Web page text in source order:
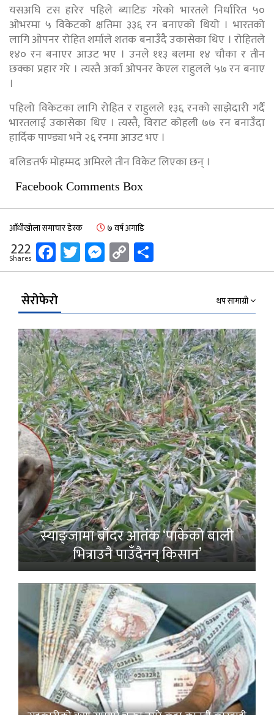
यसअघि टस हारेर पहिले ब्याटिङ गरेको भारतले निर्धारित ५०
ओभरमा ५ विकेटको क्षतिमा ३३६ रन बनाएको थियो । भारतको
लागि ओपनर रोहित शर्माले शतक बनाउँदै उकासेका थिए । रोहितले
१४० रन बनाएर आउट भए । उनले ११३ बलमा १४ चौका र तीन
छक्का प्रहार गरे । त्यस्तै अर्का ओपनर केएल राहुलले ५७ रन बनाए
।
पहिलो विकेटका लागि रोहित र राहुलले १३६ रनको साझेदारी गर्दै
भारतलाई उकासेका थिए । त्यस्तै, विराट कोहली ७७ रन बनाउँदा
हार्दिक पाण्ड्या भने २६ रनमा आउट भए ।
बलिङतर्फ मोहम्मद अमिरले तीन विकेट लिएका छन् ।
Facebook Comments Box
आँधीखोला समाचार डेस्क ७ वर्ष अगाडि
222
Shares Facebook
Twitter
Messenger
Copy
Link
सेरोफेरो थप सामाग्री
स्याङ्जामा बाँदर आतंक ‘पाकेको बाली
भित्राउनै पाउँदैनन् किसान’